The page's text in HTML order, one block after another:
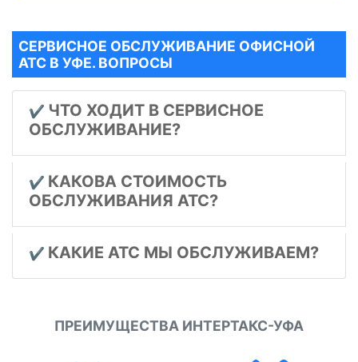
СЕРВИСНОЕ ОБСЛУЖИВАНИЕ ОФИСНОЙ
АТС В УФЕ. ВОПРОСЫ
✔️ ЧТО ХОДИТ В СЕРВИСНОЕ
ОБСЛУЖИВАНИЕ?
✔️ КАКОВА СТОИМОСТЬ
ОБСЛУЖИВАНИЯ АТС?
✔️ КАКИЕ АТС МЫ ОБСЛУЖИВАЕМ?
ПРЕИМУЩЕСТВА ИНТЕРТАКС-УФА